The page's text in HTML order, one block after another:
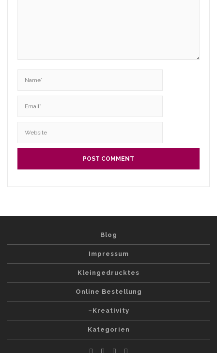
Blog
Impressum
Kleingedrucktes
Online Bestellung
–Kreativity
Kategorien